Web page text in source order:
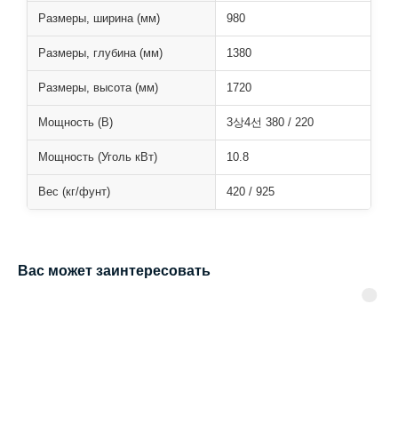
Размеры, ширина (мм) 980
Размеры, глубина (мм) 1380
Размеры, высота (мм) 1720
Мощность (В) 3상4선 380 / 220
Мощность (Уголь кВт) 10.8
Вес (кг/фунт) 420 / 925
Вас может заинтересовать